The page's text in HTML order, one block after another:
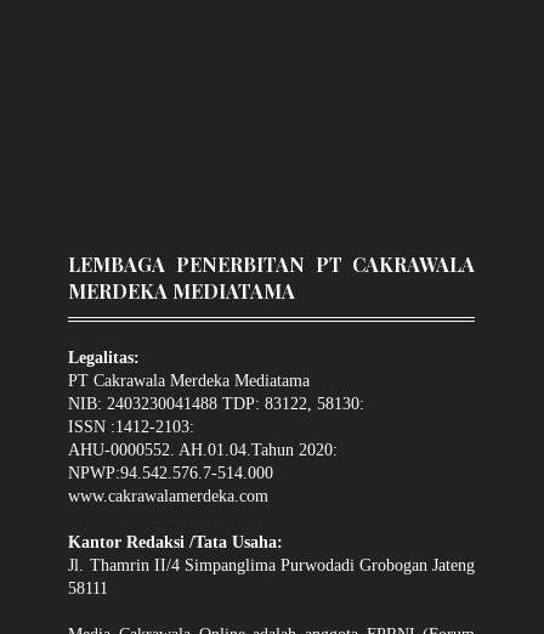
LEMBAGA PENERBITAN PT CAKRAWALA
MERDEKA MEDIATAMA
Legalitas:
PT Cakrawala Merdeka Mediatama
NIB: 2403230041488 TDP: 83122, 58130:
ISSN :1412-2103:
AHU-0000552. AH.01.04.Tahun 2020:
NPWP:94.542.576.7-514.000
www.cakrawalamerdeka.com
Kantor Redaksi /Tata Usaha:
Jl. Thamrin II/4 Simpanglima Purwodadi Grobogan Jateng
58111